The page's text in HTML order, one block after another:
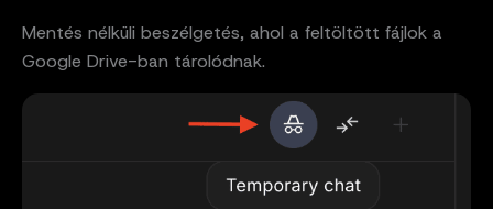
Mentés nélküli beszélgetés, ahol a feltöltött fájlok a
Google Drive-ban tárolódnak.